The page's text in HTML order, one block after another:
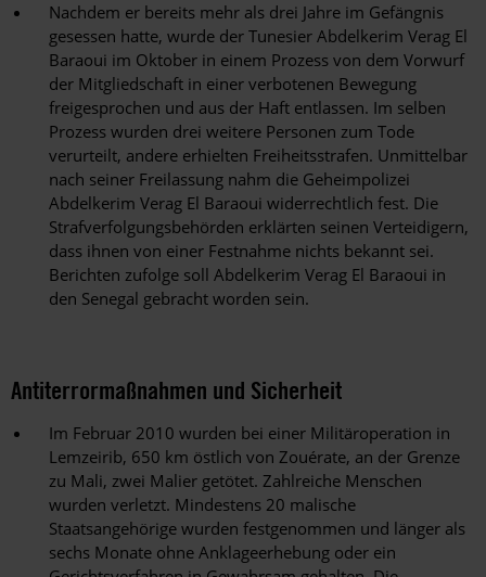
Nachdem er bereits mehr als drei Jahre im Gefängnis
gesessen hatte, wurde der Tunesier Abdelkerim Verag El
Baraoui im Oktober in einem Prozess von dem Vorwurf
der Mitgliedschaft in einer verbotenen Bewegung
freigesprochen und aus der Haft entlassen. Im selben
Prozess wurden drei weitere Personen zum Tode
verurteilt, andere erhielten Freiheitsstrafen. Unmittelbar
nach seiner Freilassung nahm die Geheimpolizei
Abdelkerim Verag El Baraoui widerrechtlich fest. Die
Strafverfolgungsbehörden erklärten seinen Verteidigern,
dass ihnen von einer Festnahme nichts bekannt sei.
Berichten zufolge soll Abdelkerim Verag El Baraoui in
den Senegal gebracht worden sein.
Antiterrormaßnahmen und Sicherheit
Im Februar 2010 wurden bei einer Militäroperation in
Lemzeirib, 650 km östlich von Zouérate, an der Grenze
zu Mali, zwei Malier getötet. Zahlreiche Menschen
wurden verletzt. Mindestens 20 malische
Staatsangehörige wurden festgenommen und länger als
sechs Monate ohne Anklageerhebung oder ein